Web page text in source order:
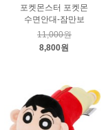
포켓몬스터 포켓몬
수면안대-잠만보
11,000원
8,800원